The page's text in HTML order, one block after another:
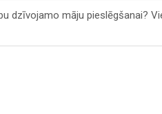
dzīvojamo māju pieslēgšanai?